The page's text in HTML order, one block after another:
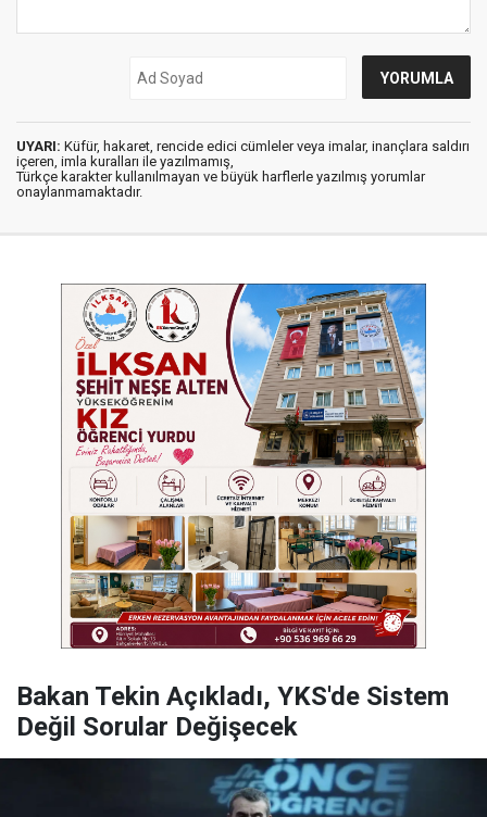
UYARI: Küfür, hakaret, rencide edici cümleler veya imalar, inançlara saldırı
içeren, imla kuralları ile yazılmamış,
Türkçe karakter kullanılmayan ve büyük harflerle yazılmış yorumlar
onaylanmamaktadır.
Bakan Tekin Açıkladı, YKS'de Sistem
Değil Sorular Değişecek